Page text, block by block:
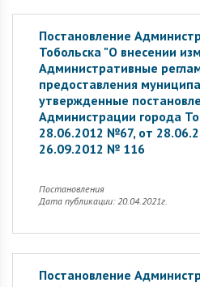
Постановление
Тобольска "О внесении
Административные
предоставления
утвержденные
Администрации города
28.06.2012 №67, от
26.09.2012 № 116
Постановления
Дата публикации: 20.04.2021г.
Постановление